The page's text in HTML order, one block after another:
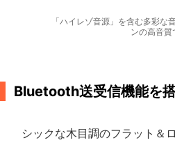
「ハイレゾ音源」を含む多彩な
ンの高音質
Bluetooth送受信機能を
シックな木目調のフラット＆